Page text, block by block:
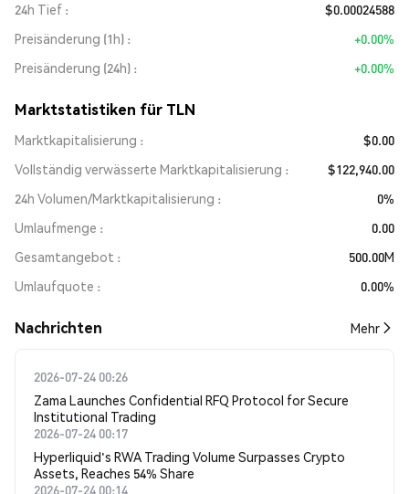
24h Tief
$0.00024588
Preisänderung (1h)
+0.00%
Preisänderung (24h)
+0.00%
Marktstatistiken für TLN
Marktkapitalisierung
$0.00
Vollständig verwässerte Marktkapitalisierung
$122,940.00
24h Volumen/Marktkapitalisierung
0%
Umlaufmenge
0.00
Gesamtangebot
500.00M
Umlaufquote
0.00%
Nachrichten Mehr
2026-07-24 00:26
Zama Launches Confidential RFQ Protocol for Secure
Institutional Trading
2026-07-24 00:17
Hyperliquid's RWA Trading Volume Surpasses Crypto
Assets, Reaches 54% Share
2026-07-24 00:14